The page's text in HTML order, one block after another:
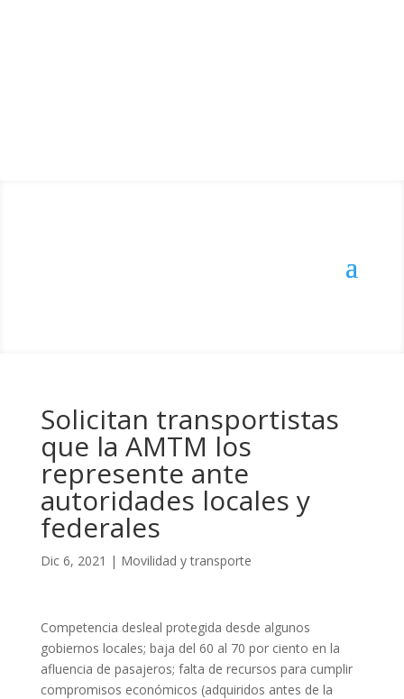
Solicitan transportistas
que la AMTM los
represente ante
autoridades locales y
federales
Dic 6, 2021 | Movilidad y transporte
Competencia desleal protegida desde algunos
gobiernos locales; baja del 60 al 70 por ciento en la
afluencia de pasajeros; falta de recursos para cumplir
compromisos económicos (adquiridos antes de la